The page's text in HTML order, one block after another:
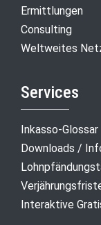
Ermittlungen
Consulting
Weltweites
Services
Inkasso-Glossar
Downloads /
Interaktive